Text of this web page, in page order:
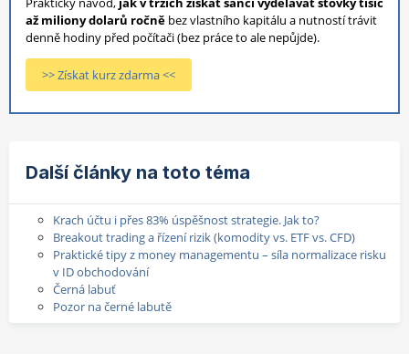
až miliony dolarů ročně bez vlastního kapitálu a nutností trávit
denně hodiny před počítači (bez práce to ale nepůjde).
>> Získat kurz zdarma <<
Další články na toto téma
Krach účtu i přes 83% úspěšnost strategie. Jak to?
Breakout trading a řízení rizik (komodity vs. ETF vs. CFD)
Praktické tipy z money managementu – síla normalizace risku
v ID obchodování
Černá labuť
Pozor na černé labutě